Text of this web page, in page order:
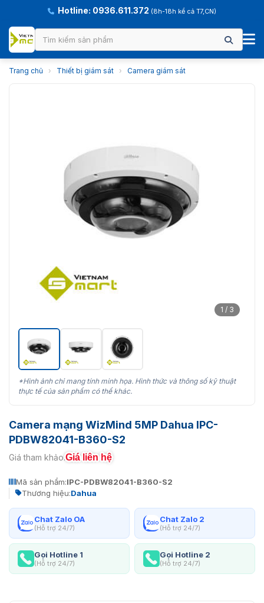
Hotline: 0936.611.372 (8h-18h kể cả T7,CN)
Trang chủ › Thiết bị giám sát › Camera giám sát
1 / 3
*Hình ảnh chỉ mang tính minh họa. Hình thức và thông số kỹ thuật
thực tế của sản phẩm có thể khác.
Camera mạng WizMind 5MP Dahua IPC-
PDBW82041-B360-S2
Giá tham khảo:Giá liên hệ
Mã sản phẩm:IPC-PDBW82041-B360-S2
Thương hiệu:Dahua
Chat Zalo OA
(Hỗ trợ 24/7)
Chat Zalo 2
(Hỗ trợ 24/7)
Gọi Hotline 1
(Hỗ trợ 24/7)
Gọi Hotline 2
(Hỗ trợ 24/7)